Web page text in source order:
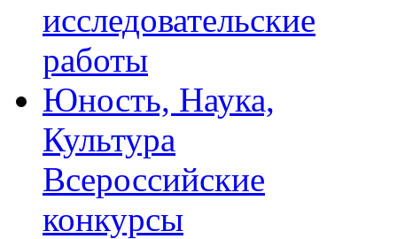
исследовательские
работы
Юность, Наука,
Культура
Всероссийские
конкурсы